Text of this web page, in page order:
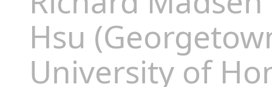
Hsu
University of